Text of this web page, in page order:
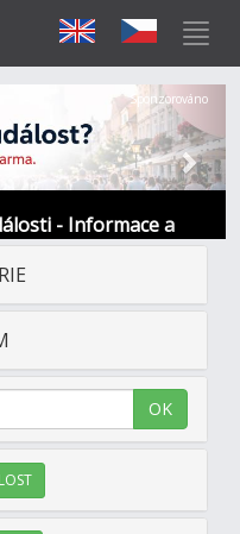
- Informace a
Další
Sponzorováno
OK